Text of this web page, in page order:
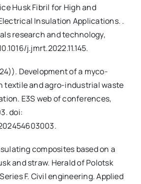
Husk Fibril for High and
Insulation Applications. .
research and technology,
j.jmrt.2022.11.145.
Development of a myco-
textile and agro-industrial waste
E3S web of conferences,
doi:
composites based on a
and straw. Herald of Polotsk
F. Civil engineering. Applied